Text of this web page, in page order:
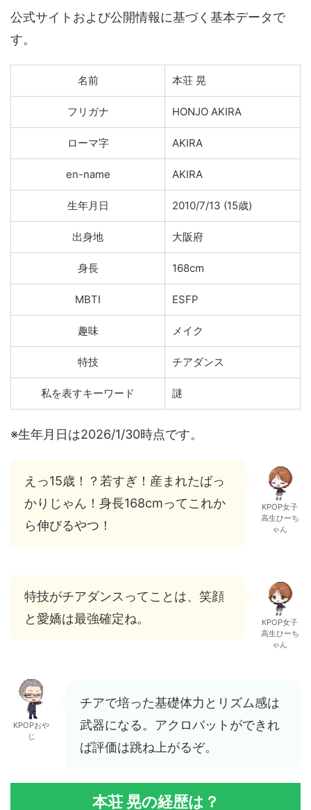
公式サイトおよび公開情報に基づく基本データで
す。
名前 本荘 晃
フリガナ HONJO AKIRA
ローマ字 AKIRA
en-name AKIRA
生年月日 2010/7/13 (15歳)
出身地 大阪府
身長 168cm
MBTI ESFP
趣味 メイク
特技 チアダンス
私を表すキーワード 謎
※生年月日は2026/1/30時点です。
えっ15歳！？若すぎ！産まれたばっ
かりじゃん！身長168cmってこれか
ら伸びるやつ！
KPOP女子
高生ひーち
ゃん
特技がチアダンスってことは、笑顔
と愛嬌は最強確定ね。
KPOP女子
高生ひーち
ゃん
KPOPおや
じ
チアで培った基礎体力とリズム感は
武器になる。アクロバットができれ
ば評価は跳ね上がるぞ。
本荘 晃の経歴は？